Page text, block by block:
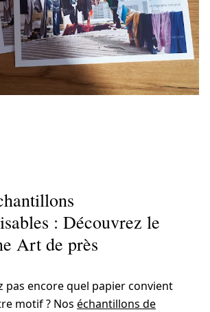
: Découvrez le
Art de près
pas encore quel papier convient
motif ? Nos échantillons de